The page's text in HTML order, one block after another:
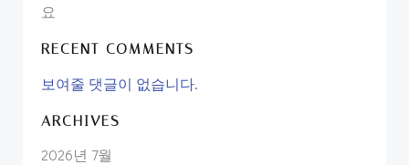
요
RECENT COMMENTS
보여줄 댓글이 없습니다.
ARCHIVES
2026년 7월